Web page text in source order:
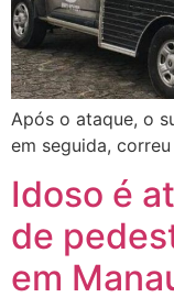
Após o ataque, o
em seguida,
Idoso é
de
em